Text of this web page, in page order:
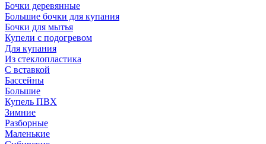
Бочки деревянные
Большие бочки для купания
Бочки для мытья
Купели с подогревом
Для купания
Из стеклопластика
С вставкой
Бассейны
Большие
Купель ПВХ
Зимние
Разборные
Маленькие